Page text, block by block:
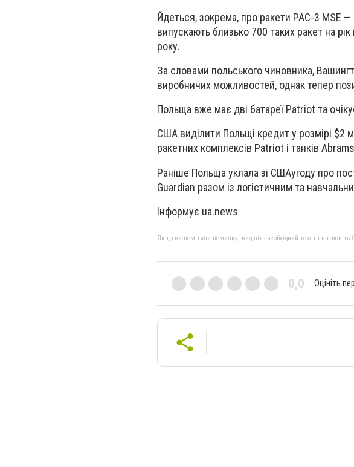
Йдеться, зокрема, про ракети PAC-3 MSE
випускають близько 700 таких ракет на
року.
За словами польського чиновника,
виробничих можливостей, однак тепер
Польща вже має дві батареї Patriot та
США виділити Польщі кредит у розмірі $2
ракетних комплексів Patriot і танків
Раніше Польща уклала зі СШАугоду про
Guardian разом із логістичним та
Інформує ua.news
Якщо ви помітили помилку, виділіть необхідний текст і
0,0 Оцініть